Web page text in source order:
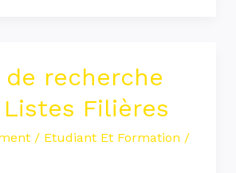
de recherche
Listes Filières
/ Etudiant Et Formation /